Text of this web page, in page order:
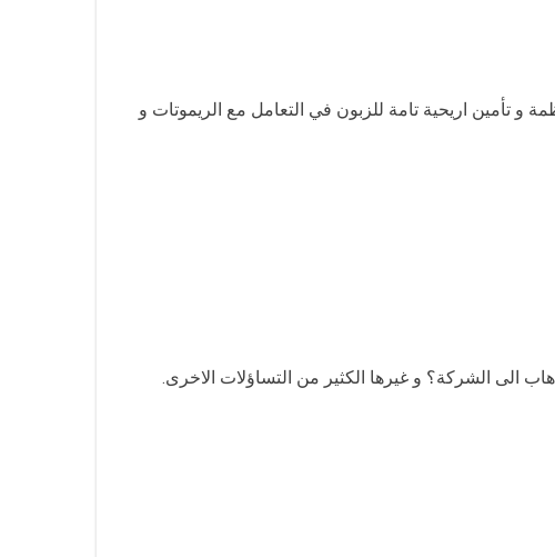
و تأمين اريحية تامة للزبون في التعامل مع الريموتات و
الى الشركة؟ و غيرها الكثير من التساؤلات الاخرى.